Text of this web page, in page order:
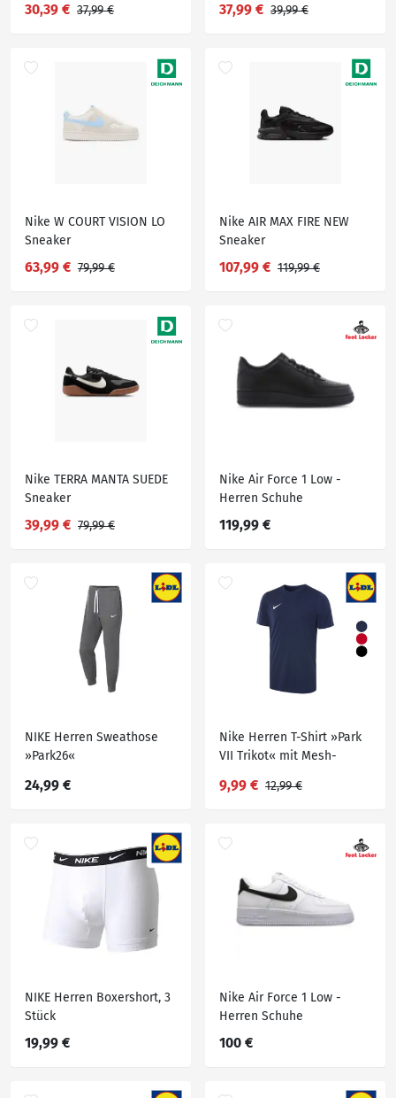
30,39 € 37,99 € 37,99 € 39,99 €
Nike W COURT VISION LO
Sneaker
63,99 € 79,99 €
Nike AIR MAX FIRE NEW
Sneaker
107,99 € 119,99 €
Nike TERRA MANTA SUEDE
Sneaker
39,99 € 79,99 €
Nike Air Force 1 Low -
Herren Schuhe
119,99 €
NIKE Herren Sweathose
»Park26«
24,99 €
Nike Herren T-Shirt »Park
VII Trikot« mit Mesh-
9,99 € 12,99 €
NIKE Herren Boxershort, 3
Stück
19,99 €
Nike Air Force 1 Low -
Herren Schuhe
100 €